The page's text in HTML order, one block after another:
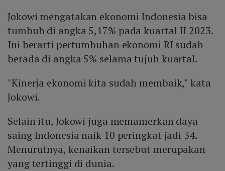
Jokowi mengatakan ekonomi Indonesia bisa
tumbuh di angka 5,17% pada kuartal II 2023.
Ini berarti pertumbuhan ekonomi RI sudah
berada di angka 5% selama tujuh kuartal.
"Kinerja ekonomi kita sudah membaik," kata
Jokowi.
Selain itu, Jokowi juga memamerkan daya
saing Indonesia naik 10 peringkat jadi 34.
Menurutnya, kenaikan tersebut merupakan
yang tertinggi di dunia.